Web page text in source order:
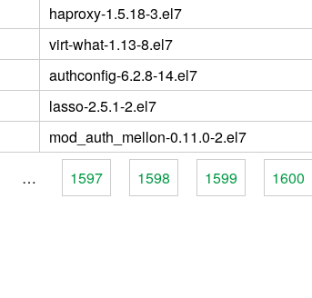
haproxy-1.5.18-3.el7
virt-what-1.13-8.el7
authconfig-6.2.8-14.el7
lasso-2.5.1-2.el7
mod_auth_mellon-0.11.0-2.el7
… 1597 1598 1599 1600